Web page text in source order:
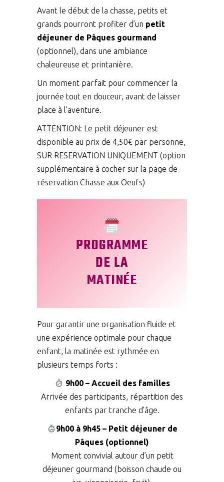
Avant le début de la chasse, petits et
grands pourront profiter d’un petit
déjeuner de Pâques gourmand
(optionnel), dans une ambiance
chaleureuse et printanière.
Un moment parfait pour commencer la
journée tout en douceur, avant de laisser
place à l’aventure.
ATTENTION: Le petit déjeuner est
disponible au prix de 4,50€ par personne,
SUR RESERVATION UNIQUEMENT (option
supplémentaire à cocher sur la page de
réservation Chasse aux Oeufs)
PROGRAMME
DE LA
MATINÉE
Pour garantir une organisation fluide et
une expérience optimale pour chaque
enfant, la matinée est rythmée en
plusieurs temps forts :
9h00 – Accueil des familles
Arrivée des participants, répartition des
enfants par tranche d’âge.
9h00 à 9h45 – Petit déjeuner de
Pâques (optionnel)
Moment convivial autour d’un petit
déjeuner gourmand (boisson chaude ou